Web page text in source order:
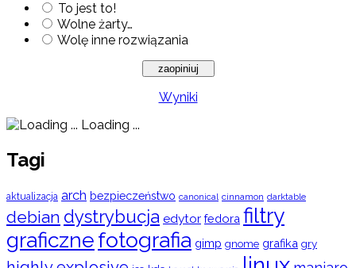
To jest to!
Wolne żarty…
Wolę inne rozwiązania
Wyniki
Loading ...
Tagi
aktualizacja arch bezpieczeństwo canonical cinnamon darktable
debian dystrybucja edytor fedora filtry
graficznefotografia gimp gnome grafika gry